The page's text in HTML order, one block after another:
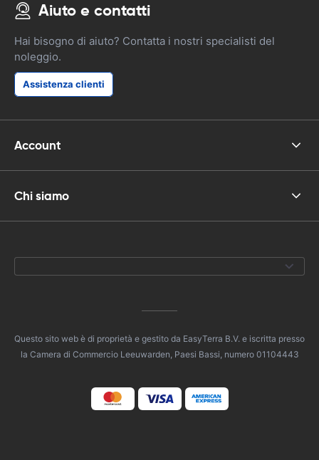
Aiuto e contatti
Hai bisogno di aiuto? Contatta i nostri specialisti del
noleggio.
Assistenza clienti
Account
Chi siamo
Questo sito web è di proprietà e gestito da EasyTerra B.V. e iscritta presso
la Camera di Commercio Leeuwarden, Paesi Bassi, numero 01104443